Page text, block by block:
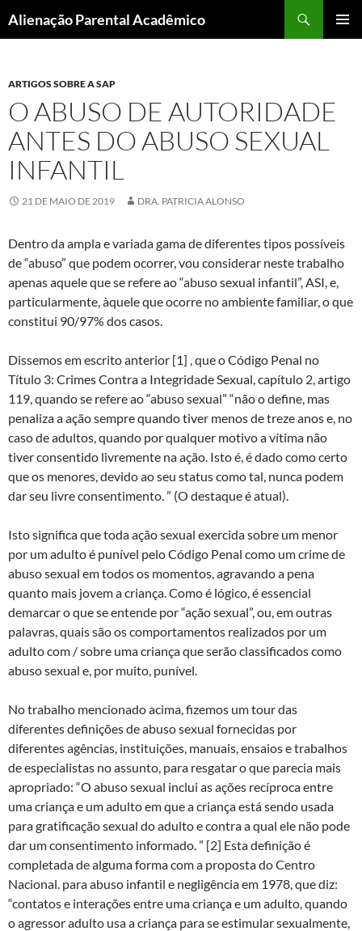
para
Alienação Parental Acadêmico
ARTIGOS SOBRE A SAP
O ABUSO DE AUTORIDADE
ANTES DO ABUSO SEXUAL
INFANTIL
21 DE MAIO DE 2019 DRA. PATRICIA ALONSO
Dentro da ampla e variada gama de diferentes tipos possíveis
de “abuso” que podem ocorrer, vou considerar neste trabalho
apenas aquele que se refere ao “abuso sexual infantil”, ASI, e,
particularmente, àquele que ocorre no ambiente familiar, o que
constitui 90/97% dos casos.
Dissemos em escrito anterior [1] , que o Código Penal no
Título 3: Crimes Contra a Integridade Sexual, capítulo 2, artigo
119, quando se refere ao “abuso sexual” “não o define, mas
penaliza a ação sempre quando tiver menos de treze anos e, no
caso de adultos, quando por qualquer motivo a vítima não
tiver consentido livremente na ação. Isto é, é dado como certo
que os menores, devido ao seu status como tal, nunca podem
dar seu livre consentimento. ” (O destaque é atual).
Isto significa que toda ação sexual exercida sobre um menor
por um adulto é punível pelo Código Penal como um crime de
abuso sexual em todos os momentos, agravando a pena
quanto mais jovem a criança. Como é lógico, é essencial
demarcar o que se entende por “ação sexual”, ou, em outras
palavras, quais são os comportamentos realizados por um
adulto com / sobre uma criança que serão classificados como
abuso sexual e, por muito, punível.
No trabalho mencionado acima, fizemos um tour das
diferentes definições de abuso sexual fornecidas por
diferentes agências, instituições, manuais, ensaios e trabalhos
de especialistas no assunto, para resgatar o que parecia mais
apropriado: “O abuso sexual inclui as ações recíproca entre
uma criança e um adulto em que a criança está sendo usada
para gratificação sexual do adulto e contra a qual ele não pode
dar um consentimento informado. ” [2] Esta definição é
completada de alguma forma com a proposta do Centro
Nacional. para abuso infantil e negligência em 1978, que diz:
“contatos e interações entre uma criança e um adulto, quando
o agressor adulto usa a criança para se estimular sexualmente,